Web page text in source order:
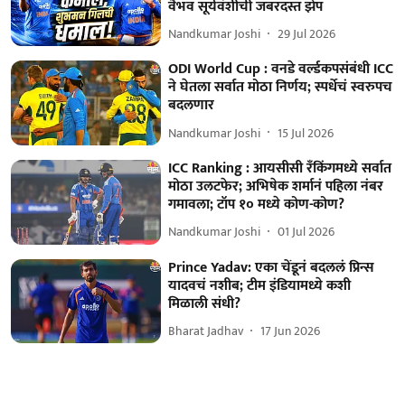
वैभव सूर्यवंशीची जबरदस्त झेप
Nandkumar Joshi 29 Jul 2026
ODI World Cup : वनडे वर्ल्डकपसंबंधी ICC
ने घेतला सर्वात मोठा निर्णय; स्पर्धेचं स्वरुपच
बदलणार
Nandkumar Joshi 15 Jul 2026
ICC Ranking : आयसीसी रँकिंगमध्ये सर्वात
मोठा उलटफेर; अभिषेक शर्मानं पहिला नंबर
गमावला; टॉप १० मध्ये कोण-कोण?
Nandkumar Joshi 01 Jul 2026
Prince Yadav: एका चेंडूनं बदललं प्रिन्स
यादवचं नशीब; टीम इंडियामध्ये कशी
मिळाली संधी?
Bharat Jadhav 17 Jun 2026